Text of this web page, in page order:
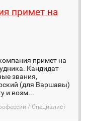
примет на
примет на
Кандидат
звания,
(для Варшавы)
и возм...
/ Специалист